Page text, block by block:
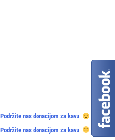
Podržite nas donacijom za kavu
Podržite nas donacijom za kavu